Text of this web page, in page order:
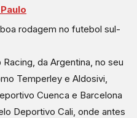
rodagem no futebol sul-
da Argentina, no seu
Temperley e Aldosivi,
Cuenca e Barcelona
Deportivo Cali, onde antes